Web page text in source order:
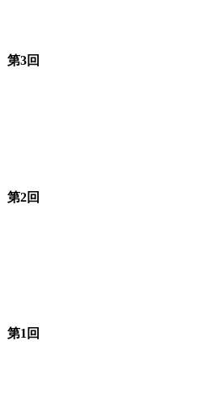
3回
2回
1回